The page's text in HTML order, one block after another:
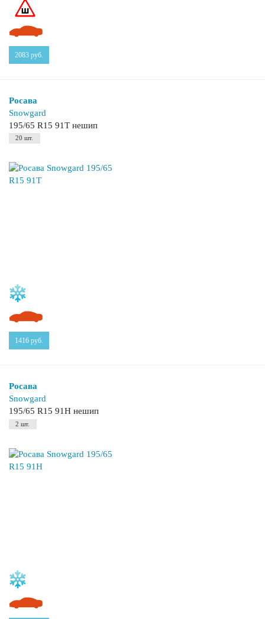
2083 руб.
Росава
Snowgard
195/65 R15 91T нешип
20 шт.
1416 руб.
Росава
Snowgard
195/65 R15 91H нешип
2 шт.